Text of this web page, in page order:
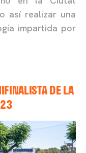
así realizar una
impartida por
DE LA